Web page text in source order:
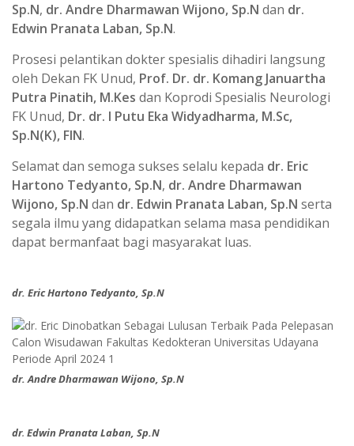
Sp.N, dr. Andre Dharmawan Wijono, Sp.N dan dr.
Edwin Pranata Laban, Sp.N.
Prosesi pelantikan dokter spesialis dihadiri langsung
oleh Dekan FK Unud, Prof. Dr. dr. Komang Januartha
Putra Pinatih, M.Kes dan Koprodi Spesialis Neurologi
FK Unud, Dr. dr. I Putu Eka Widyadharma, M.Sc,
Sp.N(K), FIN.
Selamat dan semoga sukses selalu kepada dr. Eric
Hartono Tedyanto, Sp.N, dr. Andre Dharmawan
Wijono, Sp.N dan dr. Edwin Pranata Laban, Sp.N serta
segala ilmu yang didapatkan selama masa pendidikan
dapat bermanfaat bagi masyarakat luas.
dr. Eric Hartono Tedyanto, Sp.N
dr. Andre Dharmawan Wijono, Sp.N
dr. Edwin Pranata Laban, Sp.N